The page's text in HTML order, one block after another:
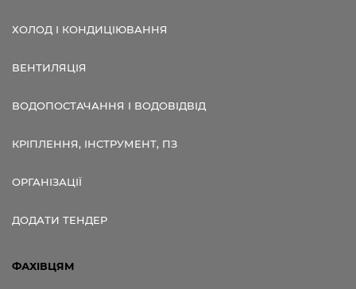
ХОЛОД І КОНДИЦІЮВАННЯ
ВЕНТИЛЯЦІЯ
ВОДОПОСТАЧАННЯ І ВОДОВІДВІД
КРІПЛЕННЯ, ІНСТРУМЕНТ, ПЗ
ОРГАНІЗАЦІЇ
ДОДАТИ ТЕНДЕР
ФАХІВЦЯМ